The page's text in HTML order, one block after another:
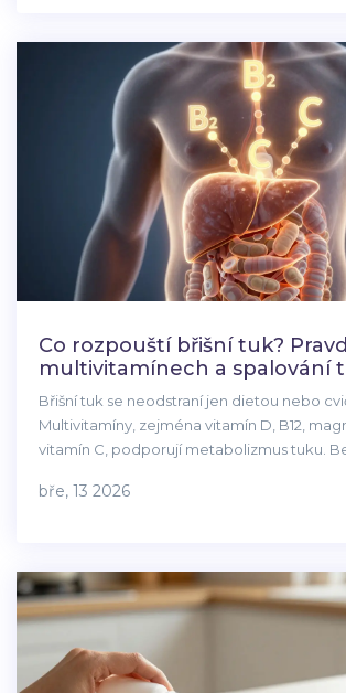
Co rozpouští břišní tuk?
multivitamínech a spalování
Břišní tuk se neodstraní jen dietou nebo
Multivitamíny, zejména vitamín D, B12,
vitamín C, podporují metabolizmus tuku.
bře, 13 2026